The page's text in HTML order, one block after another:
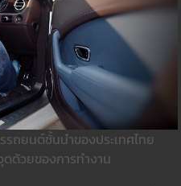
ถยนต์ชั้นนำของประเทศไทย
ด้วยของการทำงาน